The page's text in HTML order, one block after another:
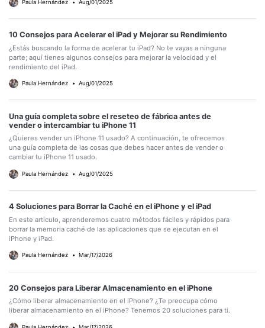
Paula Hernández • Aug/01/2025
10 Consejos para Acelerar el iPad y Mejorar su Rendimiento
¿Estás buscando la forma de acelerar tu iPad? No te vayas a ninguna
parte; aquí tienes algunos consejos para mejorar la velocidad y el
rendimiento del iPad.
Paula Hernández • Aug/01/2025
Una guía completa sobre el reseteo de fábrica antes de
vender o intercambiar tu iPhone 11
¿Quieres vender un iPhone 11 usado? A continuación, te ofrecemos
una guía completa de las cosas que debes hacer antes de vender o
cambiar tu iPhone 11 usado.
Paula Hernández • Aug/01/2025
4 Soluciones para Borrar la Caché en el iPhone y el iPad
En este artículo, aprenderemos cuatro métodos fáciles y rápidos para
borrar la memoria caché de las aplicaciones que se ejecutan en el
iPhone y iPad.
Paula Hernández • Mar/17/2026
20 Consejos para Liberar Almacenamiento en el iPhone
¿Cómo liberar almacenamiento en el iPhone? ¿Te preocupa cómo
liberar almacenamiento en el iPhone? Tenemos 20 soluciones para ti.